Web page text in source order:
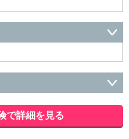
客・小売・流通・外食・食
イメント・ゲーム関連
美
で詳細を見る